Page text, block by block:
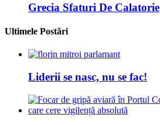
Grecia Sfaturi De Calatorie
Ultimele Postări
Liderii se nasc, nu se fac!